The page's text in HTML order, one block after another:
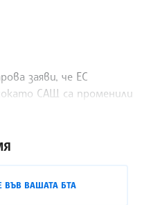
заяви, че ЕС
САЩ са променили
ВЪВ ВАШАТА БТА